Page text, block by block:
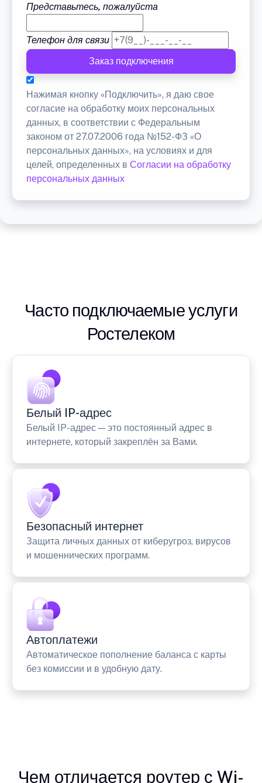
Представьтесь, пожалуйста
Телефон для связи
Заказ подключения
Нажимая кнопку «Подключить», я даю свое
согласие на обработку моих персональных
данных, в соответствии с Федеральным
законом от 27.07.2006 года №152-ФЗ «О
персональных данных», на условиях и для
целей, определенных в Согласии на обработку
персональных данных
Часто подключаемые услуги
Ростелеком
Белый IP-адрес
Белый IP-адрес — это постоянный адрес в
интернете, который закреплён за Вами.
Безопасный интернет
Защита личных данных от киберугроз, вирусов
и мошеннических программ.
Автоплатежи
Автоматическое пополнение баланса с карты
без комиссии и в удобную дату.
Чем отличается роутер с Wi-